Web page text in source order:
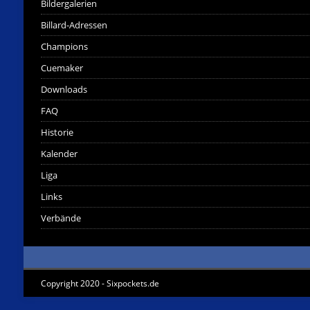
Bildergalerien
Billard-Adressen
Champions
Cuemaker
Downloads
FAQ
Historie
Kalender
Liga
Links
Verbände
Copyright 2020 - Sixpockets.de